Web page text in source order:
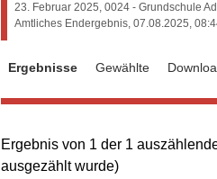
23. Februar 2025, 0024 - Grundschule
Amtliches Endergebnis, 07.08.2025,
Ergebnisse Gewählte
Ergebnis von 1 der 1
ausgezählt wurde)